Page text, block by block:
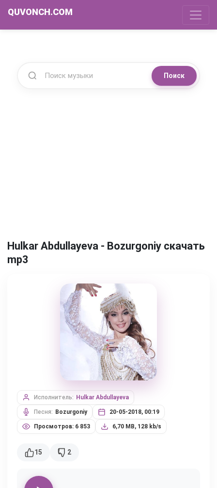
QUVONCH.COM
Поиск
Hulkar Abdullayeva - Bozurgoniy скачать
mp3
Исполнитель: Hulkar Abdullayeva
Песня: Bozurgoniy 20-05-2018, 00:19
Просмотров: 6 853 6,70 MB, 128 kb/s
15 2